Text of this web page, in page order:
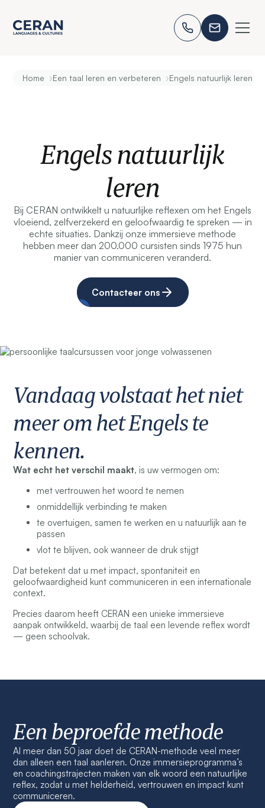
Home ›Een taal leren en verbeteren ›Engels natuurlijk leren
Engels natuurlijk
leren
Bij CERAN ontwikkelt u natuurlijke reflexen om het Engels
vloeiend, zelfverzekerd en geloofwaardig te spreken — in
echte situaties. Dankzij onze immersieve methode
hebben meer dan 200.000 cursisten sinds 1975 hun
manier van communiceren veranderd.
Contacteer ons
Vandaag volstaat het niet
meer om het Engels te
kennen.
Wat echt het verschil maakt, is uw vermogen om:
met vertrouwen het woord te nemen
onmiddellijk verbinding te maken
te overtuigen, samen te werken en u natuurlijk aan te
passen
vlot te blijven, ook wanneer de druk stijgt
Dat betekent dat u met impact, spontaniteit en
geloofwaardigheid kunt communiceren in een internationale
context.
Precies daarom heeft CERAN een unieke immersieve
aanpak ontwikkeld, waarbij de taal een levende reflex wordt
— geen schoolvak.
Een beproefde methode
Al meer dan 50 jaar doet de CERAN-methode veel meer
dan alleen een taal aanleren. Onze immersieprogramma’s
en coachingstrajecten maken van elk woord een natuurlijke
reflex, zodat u met helderheid, vertrouwen en impact kunt
communiceren.